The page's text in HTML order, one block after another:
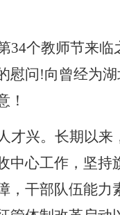
34个教师节来临
慰问!向曾经为
！
才兴。长期以
心工作，坚持
，干部队伍能